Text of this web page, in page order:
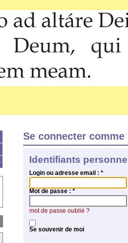
Se connecter
Identifiants
Login ou adresse email : *
Mot de passe :*
mot de passe oublié ?
Se souvenir de moi